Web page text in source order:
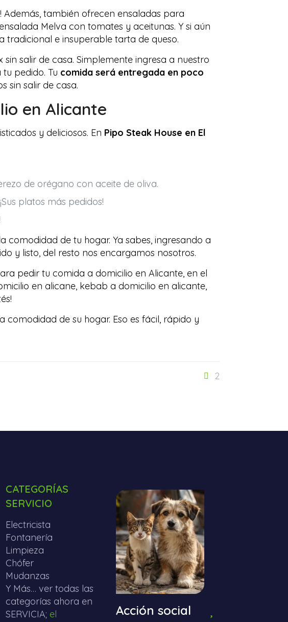
Además, también ofrecen ensaladas para
Melva con tomates y aceitunas. Y si aún
e insuperable tarta de queso.
salir de casa. Simplemente ingresa a nuestro
pedido. Tu comida será entregada en poco
sin salir de casa.
en Alicante
y deliciosos. En Pipo Steak House en El
de orégano con aceite de oliva.
platos más pedidos!
comodidad de tu hogar. Ya sabes, ingresando a
y listo, del resto nos encargamos nosotros.
pedir tu comida a domicilio en Alicante, en el
en alicane, kebab a domicilio en alicante,
de su hogar. Eso es fácil, rápido y
2
CATEGORÍAS
SERVICIO
Electricista
Fontanería
Limpieza
Chófer
Mudanzas
Y Más… ver todas las
categorías ahora en
SERVICIA; el
Acción social